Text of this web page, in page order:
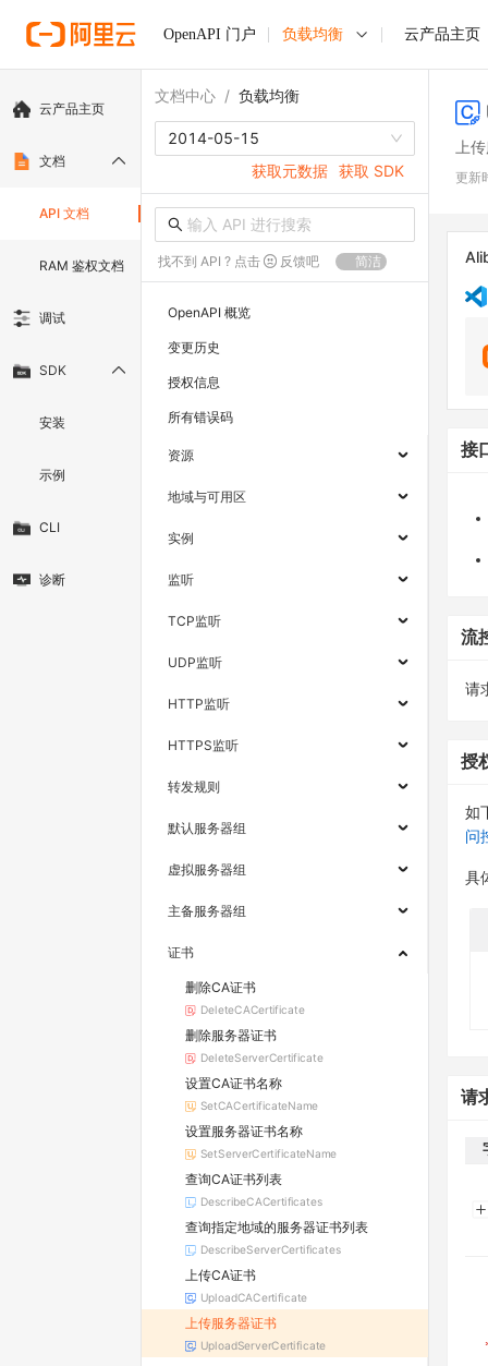
OpenAPI 门户 负载均衡 云产品主页
云产品主页
文档
API 文档
RAM 鉴权文档
调试
SDK
安装
示例
CLI
诊断
文档中心 / 负载均衡
2014-05-15
获取元数据 获取 SDK
找不到 API ? 点击 反馈吧 简洁
OpenAPI 概览
变更历史
授权信息
所有错误码
资源
地域与可用区
实例
监听
TCP监听
UDP监听
HTTP监听
HTTPS监听
转发规则
默认服务器组
虚拟服务器组
主备服务器组
证书
删除CA证书
DeleteCACertificate
删除服务器证书
DeleteServerCertificate
设置CA证书名称
SetCACertificateName
设置服务器证书名称
SetServerCertificateName
查询CA证书列表
DescribeCACertificates
查询指定地域的服务器证书列表
DescribeServerCertificates
上传CA证书
UploadCACertificate
上传服务器证书
UploadServerCertificate
上
更新
接
流
请
授
如
问
具
请